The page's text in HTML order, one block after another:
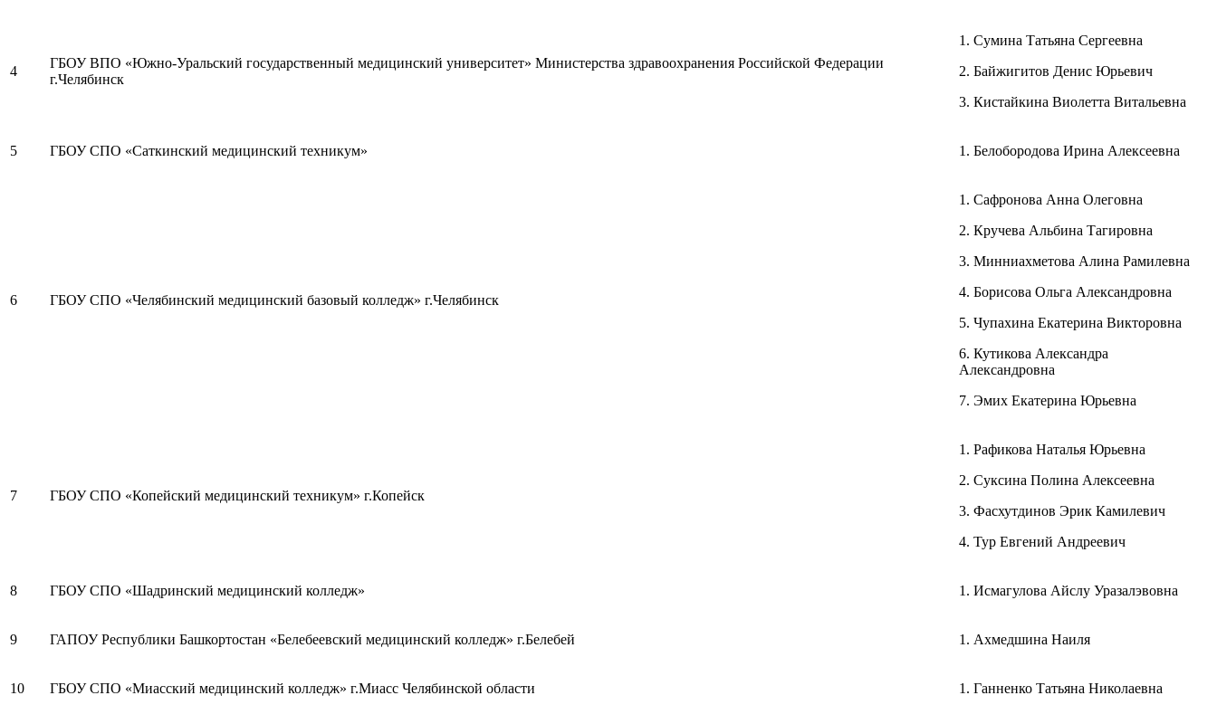
4
ГБОУ ВПО «Южно-Уральский государственный медицинский университет» Министерства здравоохранения Российской Федерации
г.Челябинск
1. Сумина Татьяна Сергеевна
2. Байжигитов Денис Юрьевич
3. Кистайкина Виолетта Витальевна
5 ГБОУ СПО «Саткинский медицинский техникум» 1. Белобородова Ирина Алексеевна
6 ГБОУ СПО «Челябинский медицинский базовый колледж» г.Челябинск
1. Сафронова Анна Олеговна
2. Кручева Альбина Тагировна
3. Минниахметова Алина Рамилевна
4. Борисова Ольга Александровна
5. Чупахина Екатерина Викторовна
6. Кутикова Александра
Александровна
7. Эмих Екатерина Юрьевна
7 ГБОУ СПО «Копейский медицинский техникум» г.Копейск
1. Рафикова Наталья Юрьевна
2. Суксина Полина Алексеевна
3. Фасхутдинов Эрик Камилевич
4. Тур Евгений Андреевич
8 ГБОУ СПО «Шадринский медицинский колледж» 1. Исмагулова Айслу Уразалэвовна
9 ГАПОУ Республики Башкортостан «Белебеевский медицинский колледж» г.Белебей 1. Ахмедшина Наиля
10 ГБОУ СПО «Миасский медицинский колледж» г.Миасс Челябинской области 1. Ганненко Татьяна Николаевна